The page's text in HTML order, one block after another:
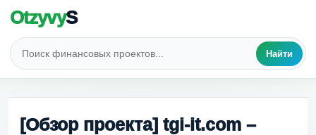
OtzyvyS
Найти
[Обзор проекта] tgi-it.com –